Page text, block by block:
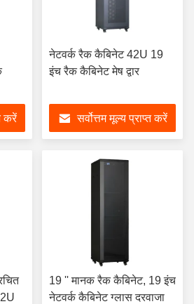
करें
नेटवर्क रैक कैबिनेट 42U 19
इंच रैक कैबिनेट मेष द्वार
सर्वोत्तम मूल्य प्राप्त करें
19 '' मानक रैक कैबिनेट, 19 इंच
नेटवर्क कैबिनेट ग्लास दरवाजा